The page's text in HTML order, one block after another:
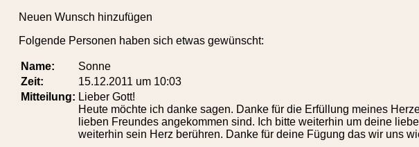
Neuen Wunsch hinzufügen
Folgende Personen haben sich etwas gewünscht:
Name:
Sonne
Zeit:
15.12.2011 um 10:03
Mitteilung: Lieber Gott!
Heute möchte ich danke sagen. Danke für die Erfüllung meines
lieben Freundes angekommen sind. Ich bitte weiterhin um deine
weiterhin sein Herz berühren. Danke für deine Fügung das wir uns